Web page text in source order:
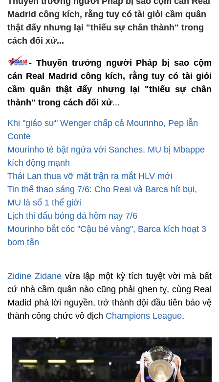
Madrid công kích, rằng tuy có tài giỏi cầm quân
thật đấy nhưng lại "thiếu sự chân thành" trong
cách đối xử...
- Thuyền trưởng người Pháp bị sao cộm
cán Real Madrid công kích, rằng tuy có tài giỏi
cầm quân thật đấy nhưng lại "thiếu sự chân
thành" trong cách đối xử...
Khi "giáo sư" Wenger chấp cả Mourinho, Pep lẫn
Conte
Mourinho té bật ngửa với Sanches, MU bị Mbappe
kích động mạnh
Thái Lan thua vỡ mặt trận ra mắt HLV mới
Tin thể thao sáng 7/6: Cho Real và Barca hít bụi,
MU là số 1 thế giới
Lịch thi đấu bóng đá hôm nay 7/6
Mourinho bắt cóc "Cậu bé vàng", Barca kích hoạt 3
bom tấn
Zidine Zidanevừa lập một kỳ tích tuyệt vời mà bất
cứ nhà cầm quân nào cũng phải ghen tỵ, cùng Real
Madid phá lời nguyền, trở thành đội đầu tiên bảo vệ
thành công chức vô địch Champions League.